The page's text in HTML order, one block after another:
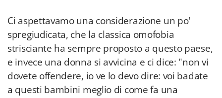
Ci aspettavamo una considerazione un po'
spregiudicata, che la classica omofobia
strisciante ha sempre proposto a questo paese,
e invece una donna si avvicina e ci dice: "non vi
dovete offendere, io ve lo devo dire: voi badate
a questi bambini meglio di come fa una